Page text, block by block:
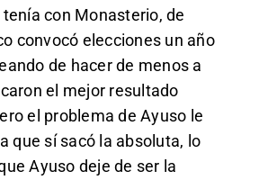
con Monasterio, de
convocó elecciones un año
de hacer de menos a
el mejor resultado
el problema de Ayuso le
que sí sacó la absoluta, lo
Ayuso deje de ser la